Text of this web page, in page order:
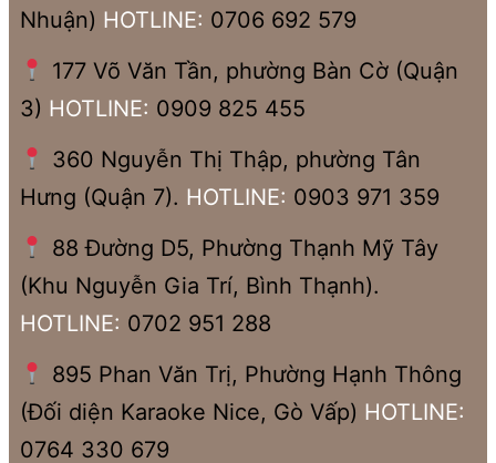
Nhuận) HOTLINE: 0706 692 579
177 Võ Văn Tần, phường Bàn Cờ (Quận
3) HOTLINE: 0909 825 455
360 Nguyễn Thị Thập, phường Tân
Hưng (Quận 7). HOTLINE: 0903 971 359
88 Đường D5, Phường Thạnh Mỹ Tây
(Khu Nguyễn Gia Trí, Bình Thạnh).
HOTLINE: 0702 951 288
895 Phan Văn Trị, Phường Hạnh Thông
(Đối diện Karaoke Nice, Gò Vấp) HOTLINE:
0764 330 679